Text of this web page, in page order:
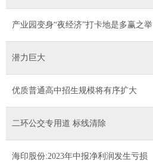
产业园变身“夜经济”打卡地是多赢之举
潜力巨大
优质普通高中招生规模将有序扩大
二环公交专用道 标线清除
海印股份:2023年中报净利润发生亏损